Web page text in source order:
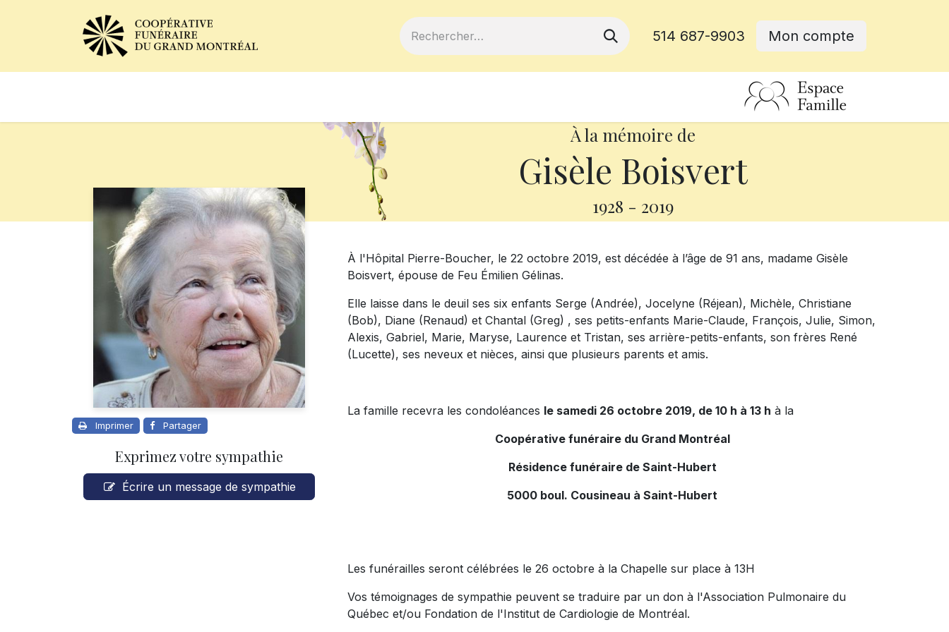
514 687-9903 Mon compte
À la mémoire de
Gisèle Boisvert
1928 - 2019
Imprimer Partager
Exprimez votre sympathie
Écrire un message de sympathie
À l'Hôpital Pierre-Boucher, le 22 octobre 2019, est décédée à l’âge de 91 ans, madame Gisèle
Boisvert, épouse de Feu Émilien Gélinas.
Elle laisse dans le deuil ses six enfants Serge (Andrée), Jocelyne (Réjean), Michèle, Christiane
(Bob), Diane (Renaud) et Chantal (Greg) , ses petits-enfants Marie-Claude, François, Julie, Simon,
Alexis, Gabriel, Marie, Maryse, Laurence et Tristan, ses arrière-petits-enfants, son frères René
(Lucette), ses neveux et nièces, ainsi que plusieurs parents et amis.
La famille recevra les condoléances le samedi 26 octobre 2019, de 10 h à 13 h à la
Coopérative funéraire du Grand Montréal
Résidence funéraire de Saint-Hubert
5000 boul. Cousineau à Saint-Hubert
Les funérailles seront célébrées le 26 octobre à la Chapelle sur place à 13H
Vos témoignages de sympathie peuvent se traduire par un don à l'Association Pulmonaire du
Québec et/ou Fondation de l'Institut de Cardiologie de Montréal.